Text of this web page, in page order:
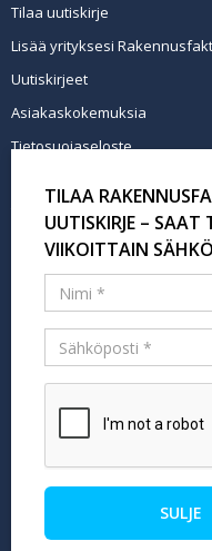
Tilaa uutiskirje
Lisää yrityksesi
Uutiskirjeet
Asiakaskokemuksia
Tietosuojaseloste
Tilaa uutiskirje
TILAA
UUTISKIRJE – SAAT
VIIKOITTAIN
SULJE